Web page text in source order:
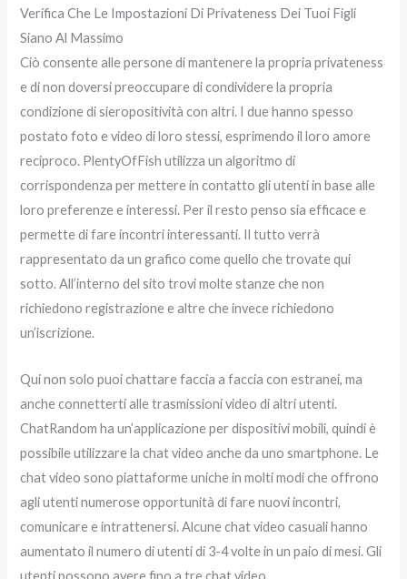
Verifica Che Le Impostazioni Di Privateness Dei Tuoi Figli
Siano Al Massimo
Ciò consente alle persone di mantenere la propria privateness
e di non doversi preoccupare di condividere la propria
condizione di sieropositività con altri. I due hanno spesso
postato foto e video di loro stessi, esprimendo il loro amore
reciproco. PlentyOfFish utilizza un algoritmo di
corrispondenza per mettere in contatto gli utenti in base alle
loro preferenze e interessi. Per il resto penso sia efficace e
permette di fare incontri interessanti. Il tutto verrà
rappresentato da un grafico come quello che trovate qui
sotto. All’interno del sito trovi molte stanze che non
richiedono registrazione e altre che invece richiedono
un’iscrizione.
Qui non solo puoi chattare faccia a faccia con estranei, ma
anche connetterti alle trasmissioni video di altri utenti.
ChatRandom ha un’applicazione per dispositivi mobili, quindi è
possibile utilizzare la chat video anche da uno smartphone. Le
chat video sono piattaforme uniche in molti modi che offrono
agli utenti numerose opportunità di fare nuovi incontri,
comunicare e intrattenersi. Alcune chat video casuali hanno
aumentato il numero di utenti di 3-4 volte in un paio di mesi. Gli
utenti possono avere fino a tre chat video